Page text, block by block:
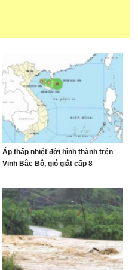
Áp thấp nhiệt đới hình thành trên
Vịnh Bắc Bộ, gió giật cấp 8